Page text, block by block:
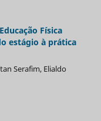
Física
estágio à prática
Serafim, Elialdo